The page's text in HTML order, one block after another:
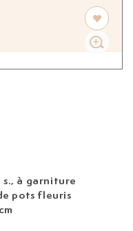
pots fleuris